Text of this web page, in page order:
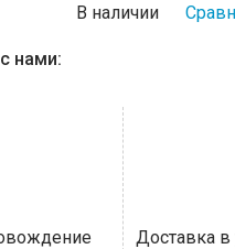
В наличии
нами:
Доставка